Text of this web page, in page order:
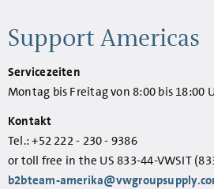
Support Americas
Servicezeiten
Montag bis Freitag von 8:00 bis 18:00
Kontakt
Tel.: +52 222 - 230 - 9386
or toll free in the US 833-44-VWSIT
b2bteam-